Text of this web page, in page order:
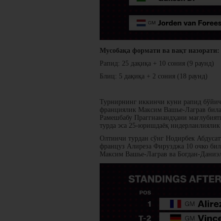
Мусобақа формати ва вақт назорати:
Рапид: 25 дақиқа + 10 сония (9 раунд)
Блиц: 5 дақиқа + 2 сония (18 раунд)
Турнирнинг иккинчи куни рапид
франциялик Максим Вашье-Лаграв
Рамешбабу Праггнанандҳани
турда эса 25-юришдаёқ
Олтинчи турдан сўнг Нодирбек
француз Алиреза Фирузджа 10 очко
Максим Вашье-Лаграв ва Богдан-